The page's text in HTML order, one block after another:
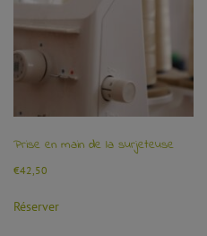
Prise en main de la surjeteuse
€42,50
Réserver